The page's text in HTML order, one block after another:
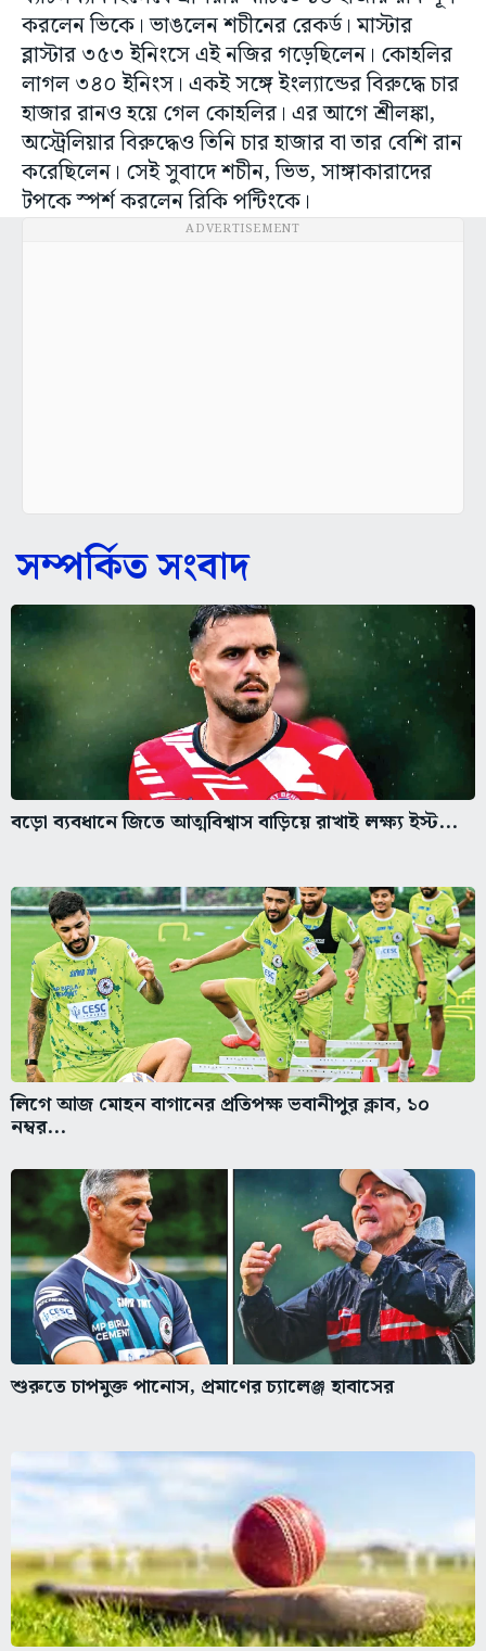
করলেন ভিকে। ভাঙলেন শচীনের রেকর্ড। মাস্টার
ব্লাস্টার ৩৫৩ ইনিংসে এই নজির গড়েছিলেন। কোহলির
লাগল ৩৪০ ইনিংস। একই সঙ্গে ইংল্যান্ডের বিরুদ্ধে চার
হাজার রানও হয়ে গেল কোহলির। এর আগে শ্রীলঙ্কা,
অস্ট্রেলিয়ার বিরুদ্ধেও তিনি চার হাজার বা তার বেশি রান
করেছিলেন। সেই সুবাদে শচীন, ভিভ, সাঙ্গাকারাদের
টপকে স্পর্শ করলেন রিকি পন্টিংকে।
ADVERTISEMENT
সম্পর্কিত সংবাদ
বড়ো ব্যবধানে জিতে আত্মবিশ্বাস বাড়িয়ে রাখাই লক্ষ্য ইস্ট...
লিগে আজ মোহন বাগানের প্রতিপক্ষ ভবানীপুর ক্লাব, ১০
নম্বর...
শুরুতে চাপমুক্ত পানোস, প্রমাণের চ্যালেঞ্জ হাবাসের